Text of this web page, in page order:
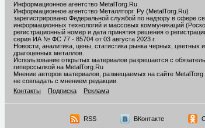
Информационное агентство MetalTorg.Ru
Информационное агентство Металлторг. Ру (MetalTorg.Ru)
зарегистрировано Федеральной службой по надзору в сфере
информационных технологий и массовых коммуникаций
регистрационный номер и дата принятия решения о
серия ИА № ФС 77 - 85704 от 03 августа 2023 г.
Новости, аналитика, цены, статистика рынка черных, цветных и
драгоценных металлов.
Использование открытых материалов разрешается с
гиперссылкой на MetalTorg.Ru
Мнение авторов материалов, размещаемых на сайте
не совпадать с мнением редакции.
Контакты
Подписка Реклама
RSS ВКонтакте